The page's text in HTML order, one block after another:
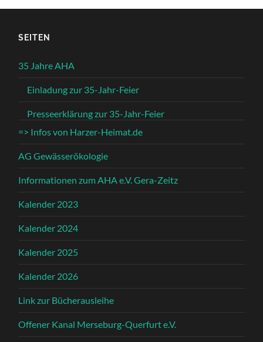
SEITEN
35 Jahre AHA
Einladung zur 35-Jahr-Feier
Presseerklärung zur 35-Jahr-Feier
=> Infos von Harzer-Heimat.de
AG Gewässerökologie
Informationen zum AHA e.V. Gera-Zeitz
Kalender 2023
Kalender 2024
Kalender 2025
Kalender 2026
Link zur Bücherausleihe
Offener Kanal Merseburg-Querfurt e.V.